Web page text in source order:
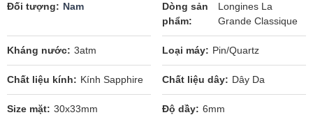
Đối tượng Nam
Dòng sản
phẩm
Longines La
Grande Classique
Kháng nước 3atm Loại máy Pin/Quartz
Chất liệu kính Kính Sapphire Chất liệu dây Dây Da
Size mặt 30x33mm Độ dầy 6mm